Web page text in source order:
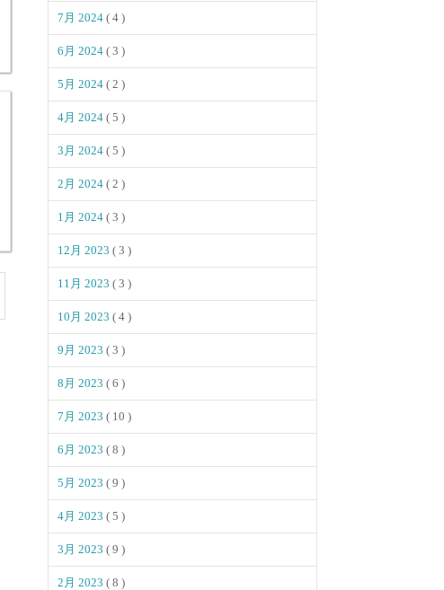
7月 2024 ( 4 )
6月 2024 ( 3 )
5月 2024 ( 2 )
4月 2024 ( 5 )
3月 2024 ( 5 )
2月 2024 ( 2 )
1月 2024 ( 3 )
12月 2023 ( 3 )
11月 2023 ( 3 )
10月 2023 ( 4 )
9月 2023 ( 3 )
8月 2023 ( 6 )
7月 2023 ( 10 )
6月 2023 ( 8 )
5月 2023 ( 9 )
4月 2023 ( 5 )
3月 2023 ( 9 )
2月 2023 ( 8 )